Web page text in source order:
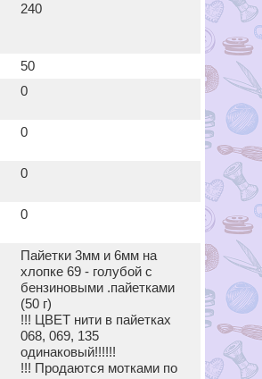
240
50
0
0
0
0
Пайетки 3мм и 6мм на
хлопке 69 - голубой с
бензиновыми .пайетками
(50 г)
!!! ЦВЕТ нити в пайетках
068, 069, 135
одинаковый!!!!!!
!!! Продаются мотками по